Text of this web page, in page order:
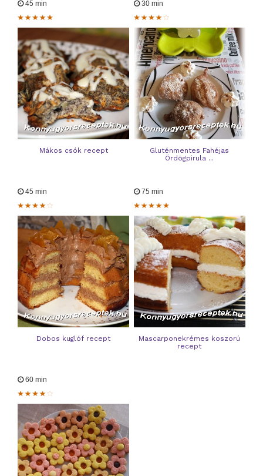
45 min
Mákos csók recept
30 min
Gluténmentes Fahéjas
Ördögpirula ...
45 min
Dobos kuglóf recept
75 min
Mascarponekrémes koszorú
recept
60 min